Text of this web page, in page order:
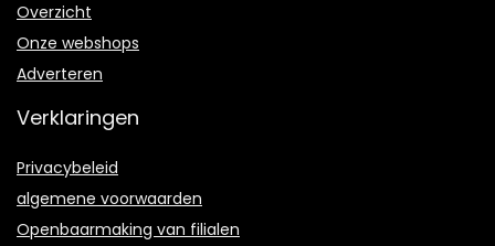
Overzicht
Onze webshops
Adverteren
Verklaringen
Privacybeleid
algemene voorwaarden
Openbaarmaking van filialen